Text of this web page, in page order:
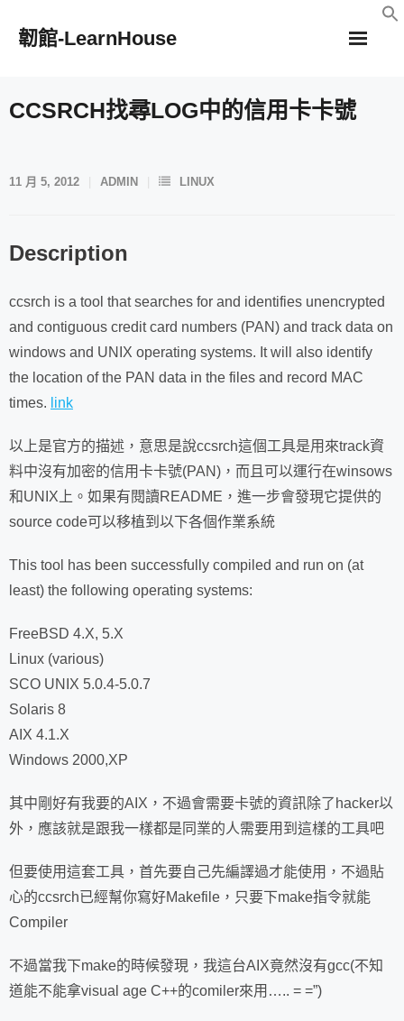
韌館-LearnHouse
CCSRCH找尋LOG中的信用卡卡號
11 月 5, 2012 ADMIN LINUX
Description
ccsrch is a tool that searches for and identifies unencrypted
and contiguous credit card numbers (PAN) and track data on
windows and UNIX operating systems. It will also identify
the location of the PAN data in the files and record MAC
times. link
以上是官方的描述，意思是說ccsrch這個工具是用來track資
料中沒有加密的信用卡卡號(PAN)，而且可以運行在winsows
和UNIX上。如果有閱讀README，進一步會發現它提供的
source code可以移植到以下各個作業系統
This tool has been successfully compiled and run on (at
least) the following operating systems:
FreeBSD 4.X, 5.X
Linux (various)
SCO UNIX 5.0.4-5.0.7
Solaris 8
AIX 4.1.X
Windows 2000,XP
其中剛好有我要的AIX，不過會需要卡號的資訊除了hacker以
外，應該就是跟我一樣都是同業的人需要用到這樣的工具吧
但要使用這套工具，首先要自己先編譯過才能使用，不過貼
心的ccsrch已經幫你寫好Makefile，只要下make指令就能
Compiler
不過當我下make的時候發現，我這台AIX竟然沒有gcc(不知
道能不能拿visual age C++的comiler來用….. = =”)